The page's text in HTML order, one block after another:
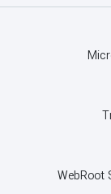
WebRoot